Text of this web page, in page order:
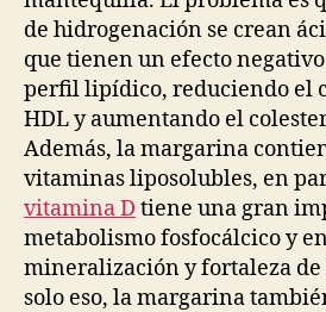
de hidrogenación se crean
que tienen un efecto
perfil lipídico, reduciendo el
HDL y aumentando el
Además, la margarina
vitaminas liposolubles, en
vitamina D tiene una gran
metabolismo fosfocálcico y
mineralización y fortaleza de
solo eso, la margarina